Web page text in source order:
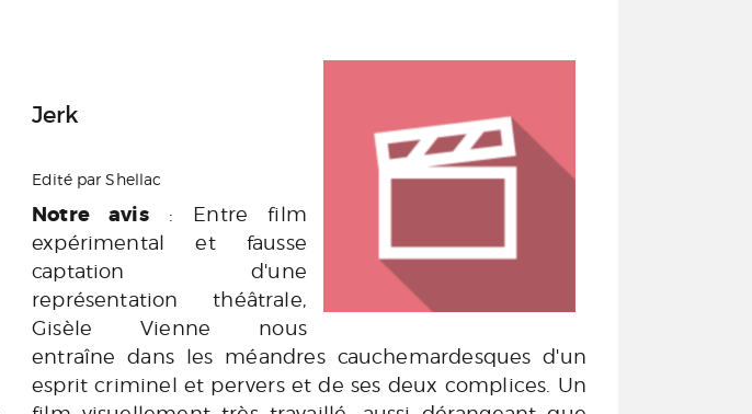
Jerk
Edité par Shellac
Notre avis: Entre film
expérimental et fausse
captation d'une
représentation théâtrale,
Gisèle Vienne nous
entraîne dans les méandres cauchemardesques d'un
esprit criminel et pervers et de ses deux complices. Un